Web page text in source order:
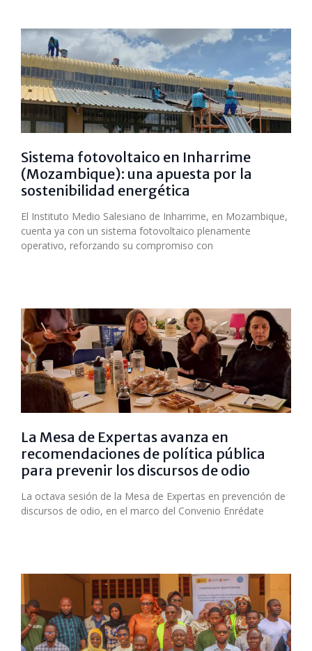
Sistema fotovoltaico en Inharrime
(Mozambique): una apuesta por la
sostenibilidad energética
El Instituto Medio Salesiano de Inharrime, en Mozambique,
cuenta ya con un sistema fotovoltaico plenamente
operativo, reforzando su compromiso con
La Mesa de Expertas avanza en
recomendaciones de política pública
para prevenir los discursos de odio
La octava sesión de la Mesa de Expertas en prevención de
discursos de odio, en el marco del Convenio Enrédate